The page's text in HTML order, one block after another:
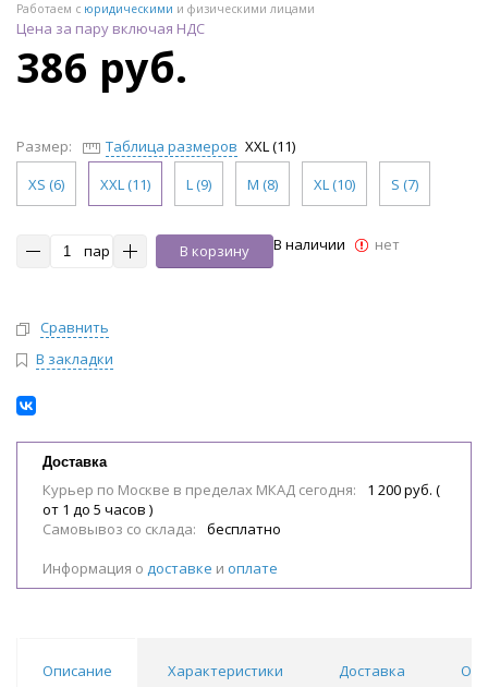
Работаем с юридическими и физическими лицами
Цена за пару включая НДС
386 руб.
Размер: Таблица размеров XXL (11)
XS (6)
XXL (11) L (9) M (8) XL (10) S (7)
пар В корзину В наличии нет
Сравнить
В закладки
Доставка
Курьер по Москве в пределах МКАД сегодня:
1 200 руб. (
от 1 до 5 часов )
Самовывоз со склада:
бесплатно
Информация о доставке и оплате
Описание Характеристики Доставка